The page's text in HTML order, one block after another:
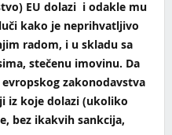
EU dolazi i odakle mu
kako je neprihvatljivo
radom, i u skladu sa
stečenu imovinu. Da
zakonodavstva
iz koje dolazi (ukoliko
bez ikakvih sankcija,